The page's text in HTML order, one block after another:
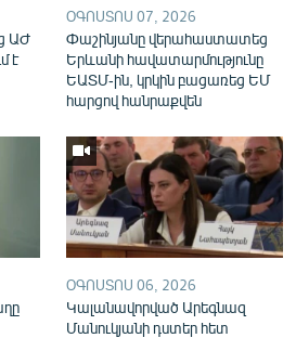
կայքերը
ԱԺ
է
ՕԳՈՍՏՈՍ 07, 2026
Փաշինյանը վերահաստատեց
Երևանի հավատարմությունը
ԵԱՏՄ-ին, կրկին բացառեց ԵՄ
հարցով հանրաքվեն
ՕԳՈՍՏՈՍ 06, 2026
Կալանավորված Արեգնազ
Մանուկյանի դստեր հետ